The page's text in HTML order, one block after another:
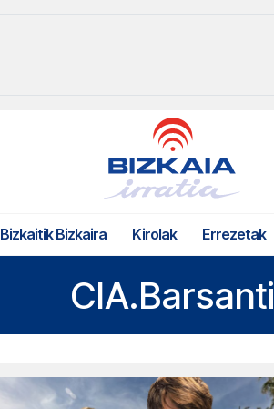
Bizkaitik Bizkaira Kirolak Errezetak
CIA.Barsanti